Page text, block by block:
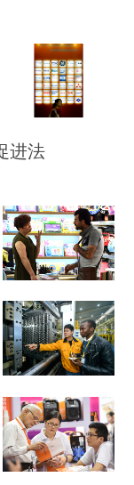
进法